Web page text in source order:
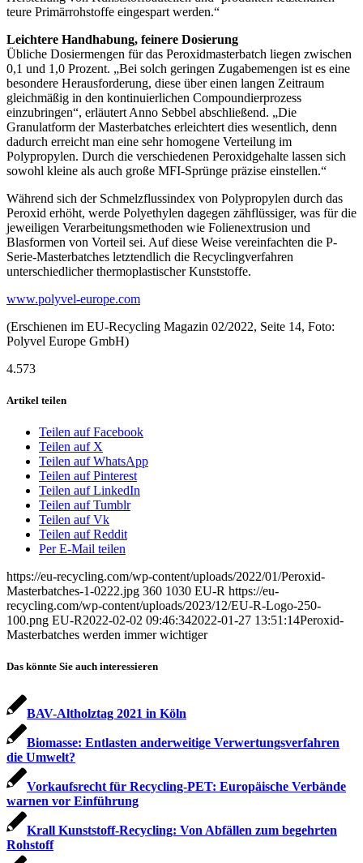
teure Primärrohstoffe eingespart werden.“
Leichtere Handhabung, feinere Dosierung
Übliche Dosiermengen für das Peroxidmasterbatch liegen zwischen
0,1 und 1,0 Prozent. „Bei solch geringen Zugabemengen ist es eine
besondere Herausforderung, diese über einen langen Zeitraum
gleichmäßig in den kontinuierlichen Compoundierprozess
einzubringen“, erläutert Anno Sebbel abschließend. „Die
Granulatform der Masterbatches erleichtert dies wesentlich, denn
dadurch erreicht man eine sehr homogene Verteilung im
Polypropylen. Durch die verschiedenen Peroxidgehalte lassen sich
sowohl kleine als auch große MFI-Sprünge präzise einstellen.“
Während sich der Schmelzflussindex von Polypropylen durch das
Peroxid erhöht, werde Polyethylen dagegen zähflüssiger, was für die
jeweiligen Verarbeitungsmethoden wie Folienextrusion und
Blasformen von Vorteil sei. Auf diese Weise vereinfachten die P-
Serie-Masterbatches letztendlich die Recyclingverfahren
unterschiedlicher thermoplastischer Kunststoffe.
www.polyvel-europe.com
(Erschienen im EU-Recycling Magazin 02/2022, Seite 14, Foto:
Polyvel Europe GmbH)
4.573
Artikel teilen
Teilen auf Facebook
Teilen auf X
Teilen auf WhatsApp
Teilen auf Pinterest
Teilen auf LinkedIn
Teilen auf Tumblr
Teilen auf Vk
Teilen auf Reddit
Per E-Mail teilen
https://eu-recycling.com/wp-content/uploads/2022/01/Peroxid-
Masterbatches-1-0222.jpg 360 1030 EU-R https://eu-
recycling.com/wp-content/uploads/2023/12/EU-R-Logo-250-
100.png EU-R2022-02-02 09:46:342022-01-27 13:51:14Peroxid-
Masterbatches werden immer wichtiger
Das könnte Sie auch interessieren
BAV-Altholztag 2021 in Köln
Biomasse: Entlasten anderweitige Verwertungsverfahren
die Umwelt?
Vorkaufsrecht für Recycling-PET: Europäische Verbände
warnen vor Einführung
Krall Kunststoff-Recycling: Von Abfällen zum begehrten
Rohstoff